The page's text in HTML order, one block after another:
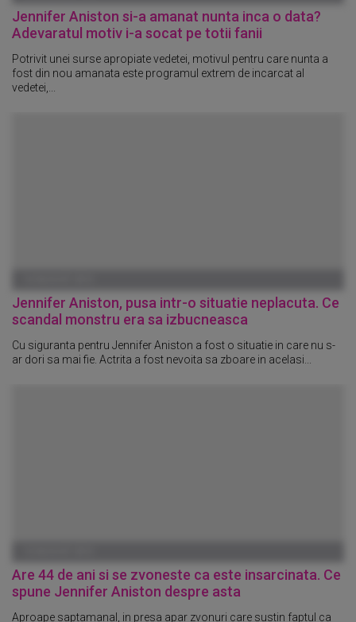
Jennifer Aniston si-a amanat nunta inca o data?
Adevaratul motiv i-a socat pe totii fanii
Potrivit unei surse apropiate vedetei, motivul pentru care nunta a
fost din nou amanata este programul extrem de incarcat al
vedetei,...
Jennifer Aniston, pusa intr-o situatie neplacuta. Ce
scandal monstru era sa izbucneasca
Cu siguranta pentru Jennifer Aniston a fost o situatie in care nu s-
ar dori sa mai fie. Actrita a fost nevoita sa zboare in acelasi...
Are 44 de ani si se zvoneste ca este insarcinata. Ce
spune Jennifer Aniston despre asta
Aproape saptamanal, in presa apar zvonuri care sustin faptul ca